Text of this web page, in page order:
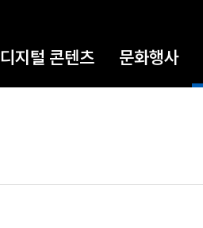
디지털 콘텐츠 문화행사